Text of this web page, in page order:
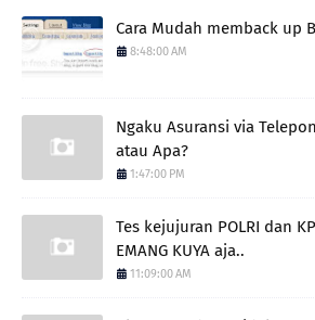
Cara Mudah memback up
8:48:00 AM
Ngaku Asuransi via
atau Apa?
1:47:00 PM
Tes kejujuran POLRI dan
EMANG KUYA aja..
11:09:00 AM